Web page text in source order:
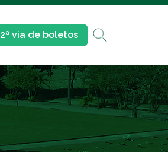
2ª via de boletos